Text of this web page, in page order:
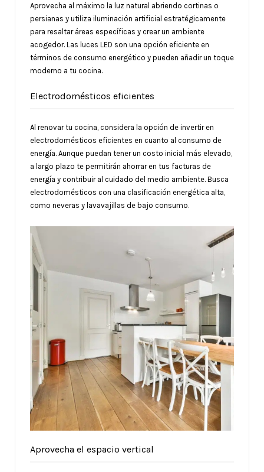
Aprovecha al máximo la luz natural abriendo cortinas o
persianas y utiliza iluminación artificial estratégicamente
para resaltar áreas específicas y crear un ambiente
acogedor. Las luces LED son una opción eficiente en
términos de consumo energético y pueden añadir un toque
moderno a tu cocina.
Electrodomésticos eficientes
Al renovar tu cocina, considera la opción de invertir en
electrodomésticos eficientes en cuanto al consumo de
energía. Aunque puedan tener un costo inicial más elevado,
a largo plazo te permitirán ahorrar en tus facturas de
energía y contribuir al cuidado del medio ambiente. Busca
electrodomésticos con una clasificación energética alta,
como neveras y lavavajillas de bajo consumo.
Aprovecha el espacio vertical